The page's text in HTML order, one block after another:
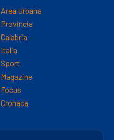
Area Urbana
Provincia
Calabria
Italia
Sport
Magazine
Focus
Cronaca